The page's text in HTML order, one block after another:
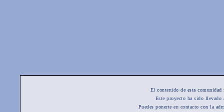
El contenido de esta
Este proyecto ha sido
Puedes ponerte en contacto con la